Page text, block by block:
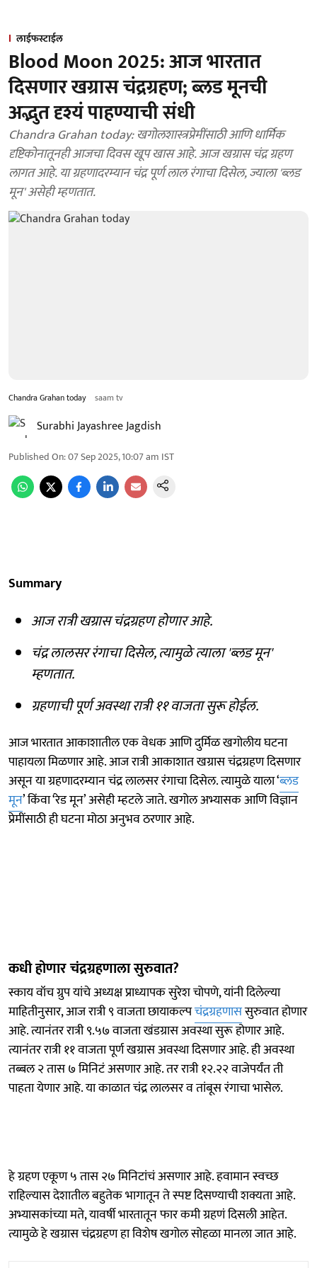
लाईफस्टाईल
Blood Moon 2025: आज भारतात
दिसणार खग्रास चंद्रग्रहण; ब्लड मूनची
अद्भुत दृश्यं पाहण्याची संधी
Chandra Grahan today: खगोलशास्त्रप्रेमींसाठी आणि धार्मिक
दृष्टिकोनातूनही आजचा दिवस खूप खास आहे. आज खग्रास चंद्र ग्रहण
लागत आहे. या ग्रहणादरम्यान चंद्र पूर्ण लाल रंगाचा दिसेल, ज्याला 'ब्लड
मून' असेही म्हणतात.
Chandra Grahan today saam tv
Surabhi Jayashree Jagdish
Published On:07 Sep 2025, 10:07 am IST
Summary
आज रात्री खग्रास चंद्रग्रहण होणार आहे.
चंद्र लालसर रंगाचा दिसेल, त्यामुळे त्याला 'ब्लड मून'
म्हणतात.
ग्रहणाची पूर्ण अवस्था रात्री ११ वाजता सुरू होईल.
आज भारतात आकाशातील एक वेधक आणि दुर्मिळ खगोलीय घटना
पाहायला मिळणार आहे. आज रात्री आकाशात खग्रास चंद्रग्रहण दिसणार
असून या ग्रहणादरम्यान चंद्र लालसर रंगाचा दिसेल. त्यामुळे याला ‘ब्लड
मून’ किंवा ‘रेड मून’ असेही म्हटले जाते. खगोल अभ्यासक आणि विज्ञान
प्रेमींसाठी ही घटना मोठा अनुभव ठरणार आहे.
कधी होणार चंद्रग्रहणाला सुरुवात?
स्काय वॉच ग्रुप यांचे अध्यक्ष प्राध्यापक सुरेश चोपणे, यांनी दिलेल्या
माहितीनुसार, आज रात्री ९ वाजता छायाकल्पचंद्रग्रहणाससुरुवात होणार
आहे. त्यानंतर रात्री ९.५७ वाजता खंडग्रास अवस्था सुरू होणार आहे.
त्यानंतर रात्री ११ वाजता पूर्ण खग्रास अवस्था दिसणार आहे. ही अवस्था
तब्बल २ तास ७ मिनिटं असणार आहे. तर रात्री १२.२२ वाजेपर्यंत ती
पाहता येणार आहे. या काळात चंद्र लालसर व तांबूस रंगाचा भासेल.
हे ग्रहण एकूण ५ तास २७ मिनिटांचं असणार आहे. हवामान स्वच्छ
राहिल्यास देशातील बहुतेक भागातून ते स्पष्ट दिसण्याची शक्यता आहे.
अभ्यासकांच्या मते, यावर्षी भारतातून फार कमी ग्रहणं दिसली आहेत.
त्यामुळे हे खग्रास चंद्रग्रहण हा विशेष खगोल सोहळा मानला जात आहे.